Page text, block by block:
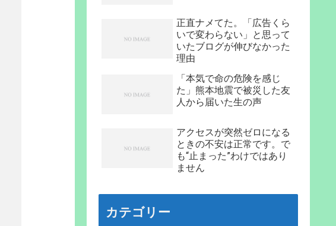
正直ナメてた。「広告くら
いで変わらない」と思って
いたブログが伸びなかった
理由
「本気で命の危険を感じ
た」熊本地震で被災した友
人から届いた生の声
アクセスが突然ゼロになる
ときの不安は正常です。で
も“止まった”わけではあり
ません
カテゴリー